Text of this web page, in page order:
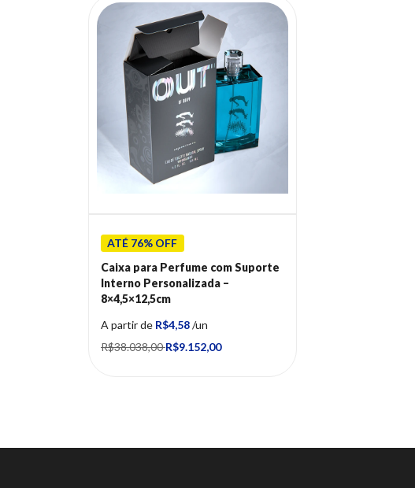
ATÉ 76% OFF
Caixa para Perfume com Suporte
Interno Personalizada –
8×4,5×12,5cm
A partir de R$4,58/un
R$38.038,00R$9.152,00